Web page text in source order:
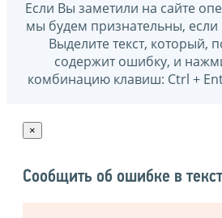
Если Вы заметили на сайте
мы будем признательны,
Выделите текст,
содержит ошибку, и
комбинацию клавиш: Ctrl +
×
Сообщить об ошибке в